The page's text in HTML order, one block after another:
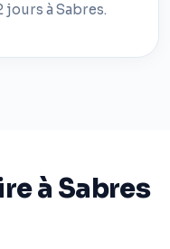
jours à Sabres.
à Sabres